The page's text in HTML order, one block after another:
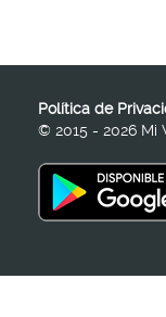
Política de
© 2015 - 2026 Mi